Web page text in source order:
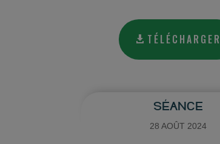
TÉLÉCHARGER
SÉANCE
28 AOÛT 2024